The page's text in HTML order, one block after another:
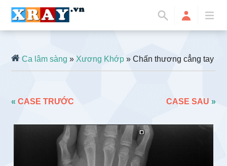
Ca lâm sàng »Xương Khớp » Chấn thương cẳng tay
«CASE TRƯỚC CASE SAU »